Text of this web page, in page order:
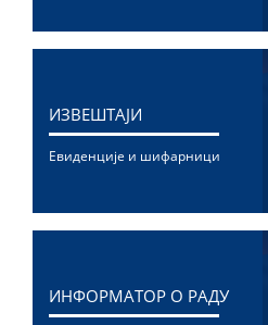
ИЗВЕШТАЈИ
Евиденције и шифарници
ИНФОРМАТОР О РАДУ